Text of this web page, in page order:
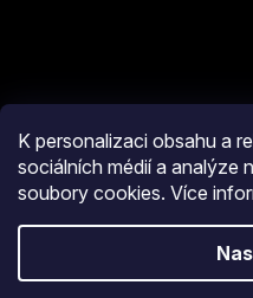
K personalizaci obsahu a
sociálních médií a analýze
soubory cookies. Více
eshop JM Pyro